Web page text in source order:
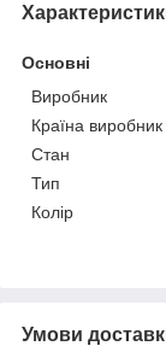
Основні
Виробник
Країна виробник
Стан
Тип
Колір
Умови